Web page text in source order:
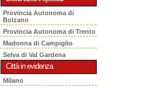
Provincia Autonoma di
Bolzano
Provincia Autonoma di Trento
Madonna di Campiglio
Selva di Val Gardena
Città in evidenza.
Milano